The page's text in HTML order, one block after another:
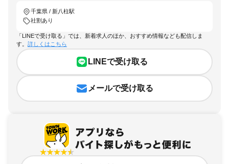
千葉県 / 新八柱駅
社割あり
「LINEで受け取る」では、新着求人のほか、おすすめ情報なども配信しま
す。 詳しくはこちら
LINEで受け取る
メールで受け取る